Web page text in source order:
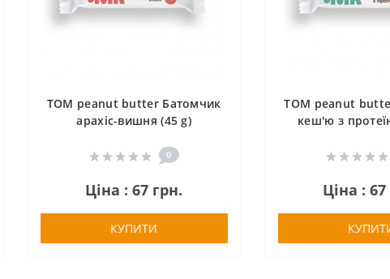
TOM peanut butter Батомчик
арахіс-вишня (45 g)
0
Ціна : 67 грн.
КУПИТИ
TOM peanut
кеш'ю з
Ціна : 67